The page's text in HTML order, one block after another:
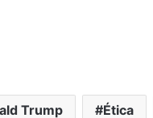
Trump Ética